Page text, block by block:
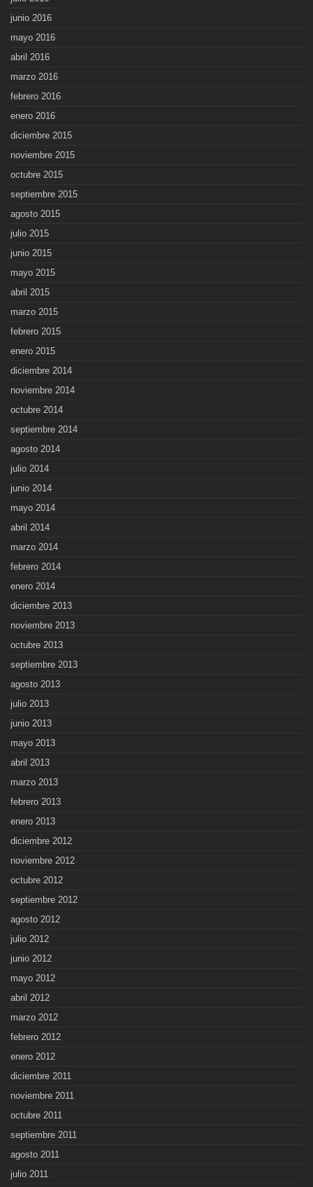
junio 2016
mayo 2016
abril 2016
marzo 2016
febrero 2016
enero 2016
diciembre 2015
noviembre 2015
octubre 2015
septiembre 2015
agosto 2015
julio 2015
junio 2015
mayo 2015
abril 2015
marzo 2015
febrero 2015
enero 2015
diciembre 2014
noviembre 2014
octubre 2014
septiembre 2014
agosto 2014
julio 2014
junio 2014
mayo 2014
abril 2014
marzo 2014
febrero 2014
enero 2014
diciembre 2013
noviembre 2013
octubre 2013
septiembre 2013
agosto 2013
julio 2013
junio 2013
mayo 2013
abril 2013
marzo 2013
febrero 2013
enero 2013
diciembre 2012
noviembre 2012
octubre 2012
septiembre 2012
agosto 2012
julio 2012
junio 2012
mayo 2012
abril 2012
marzo 2012
febrero 2012
enero 2012
diciembre 2011
noviembre 2011
octubre 2011
septiembre 2011
agosto 2011
julio 2011